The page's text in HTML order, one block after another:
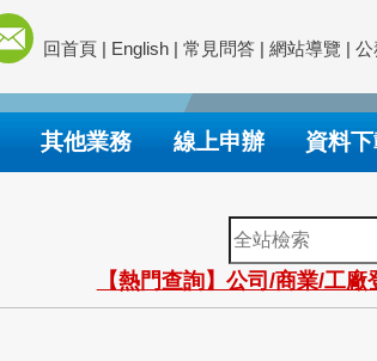
回首頁 | English | 常見問答 | 網站導覽 | 公
其他業務 線上申辦 資料
全
站
檢
索
【熱門查詢】公司/商業/工廠